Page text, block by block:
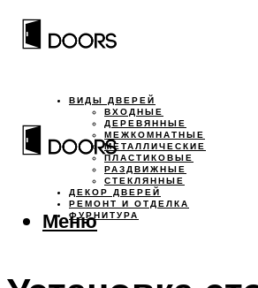
ВИДЫ ДВЕРЕЙ
ВХОДНЫЕ
ДЕРЕВЯННЫЕ
МЕЖКОМНАТНЫЕ
МЕТАЛЛИЧЕСКИЕ
ПЛАСТИКОВЫЕ
РАЗДВИЖНЫЕ
СТЕКЛЯННЫЕ
ДЕКОР ДВЕРЕЙ
РЕМОНТ И ОТДЕЛКА
ФУРНИТУРА
Меню